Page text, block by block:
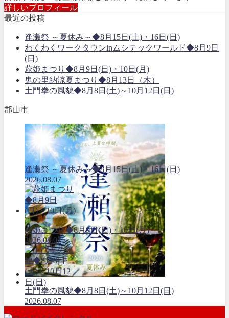
詳しいプロフィール
最近の投稿
逢瀬祭 ～夏休み～◆8月15日(土)・16日(日)
わくわくワークタウンinムシテックワールド◆8月9日
(日)
萩姫まつり◆8月9日(日)・10日(月)
鬼の里納涼夏まつり◆8月13日（木）
土門拳の風貌◆8月8日(土)～10月12日(日)
郡山市
逢瀬祭 ～夏休み～◆8月15日(土)・16日(日)
2026.08.07
萩姫まつり◆8月9日(日)・10日(月)
2026.08.07
土門拳の風貌◆8月8日(土)～10月12日(日)
2026.08.07